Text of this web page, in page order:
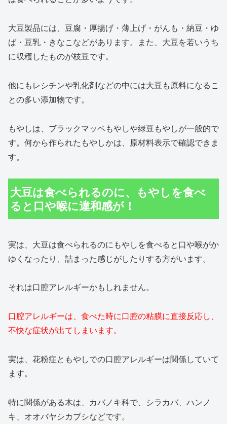
大豆製品には、豆腐・厚揚げ・薄上げ・がんも・納豆・ゆ
ば・豆乳・きなこなどがあります。また、大豆を若いうち
に収穫したものが枝豆です。
他にもレシチンや乳化剤などの中には大豆も原料になるこ
との多い添加物です。
もやしは、ブラックマッペもやしや緑豆もやしが一般的で
す。何から作られたもやしかは、原材料表示で確認できま
す。
大豆は食べられるのに、もやしを食べ
ると口や喉に違和感が！
実は、大豆は食べられるのにもやしを食べると口や喉がか
ゆくなったり、詰まった感じがしたりする方がいます。
それは口腔アレルギーかもしれません。
口腔アレルギーは、食べた時に口腔の粘膜に直接反応し、
不快な症状が出てしまいます。
実は、花粉症ともやしでの口腔アレルギーは関係していて
ます。
特に関係がある木は、カバノキ科で、シラカバ、ハンノ
キ、オオバヤシカブシなどです。